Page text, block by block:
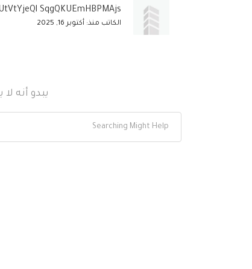
SqgQKUEmHBPMAjs
الكاتب منذ: أكتوبر 16, 2025
يبدو أنه